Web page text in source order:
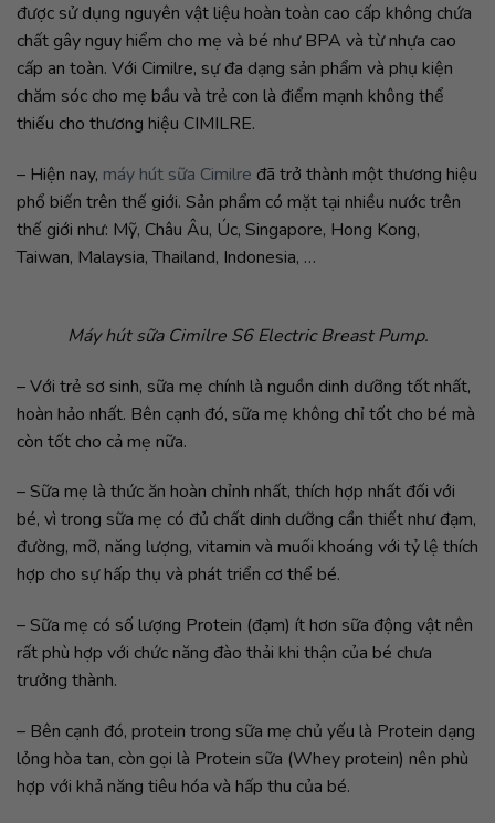
được sử dụng nguyên vật liệu hoàn toàn cao cấp không chứa
chất gây nguy hiểm cho mẹ và bé như BPA và từ nhựa cao
cấp an toàn. Với Cimilre, sự đa dạng sản phẩm và phụ kiện
chăm sóc cho mẹ bầu và trẻ con là điểm mạnh không thể
thiếu cho thương hiệu CIMILRE.
– Hiện nay, máy hút sữa Cimilre đã trở thành một thương hiệu
phổ biến trên thế giới. Sản phẩm có mặt tại nhiều nước trên
thế giới như: Mỹ, Châu Âu, Úc, Singapore, Hong Kong,
Taiwan, Malaysia, Thailand, Indonesia, …
Máy hút sữa Cimilre S6 Electric Breast Pump.
– Với trẻ sơ sinh, sữa mẹ chính là nguồn dinh dưỡng tốt nhất,
hoàn hảo nhất. Bên cạnh đó, sữa mẹ không chỉ tốt cho bé mà
còn tốt cho cả mẹ nữa.
– Sữa mẹ là thức ăn hoàn chỉnh nhất, thích hợp nhất đối với
bé, vì trong sữa mẹ có đủ chất dinh dưỡng cần thiết như đạm,
đường, mỡ, năng lượng, vitamin và muối khoáng với tỷ lệ thích
hợp cho sự hấp thụ và phát triển cơ thể bé.
– Sữa mẹ có số lượng Protein (đạm) ít hơn sữa động vật nên
rất phù hợp với chức năng đào thải khi thận của bé chưa
trưởng thành.
– Bên cạnh đó, protein trong sữa mẹ chủ yếu là Protein dạng
lỏng hòa tan, còn gọi là Protein sữa (Whey protein) nên phù
hợp với khả năng tiêu hóa và hấp thu của bé.